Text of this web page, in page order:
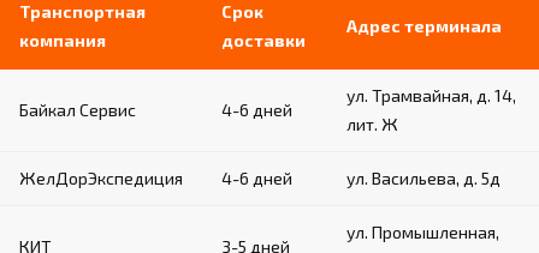
Материал: плотный вспененный поролон в
Крепление на канатах с помощью застежек
Обеспечивают дополнительную защиту в
Транспортная
компания
Срок
доставки
Адрес терминала
Байкал Сервис 4-6 дней
ул. Трамвайная, д. 14,
лит. Ж
ЖелДорЭкспедиция 4-6 дней ул. Васильева, д. 5д
КИТ 3-5 дней
ул. Промышленная,